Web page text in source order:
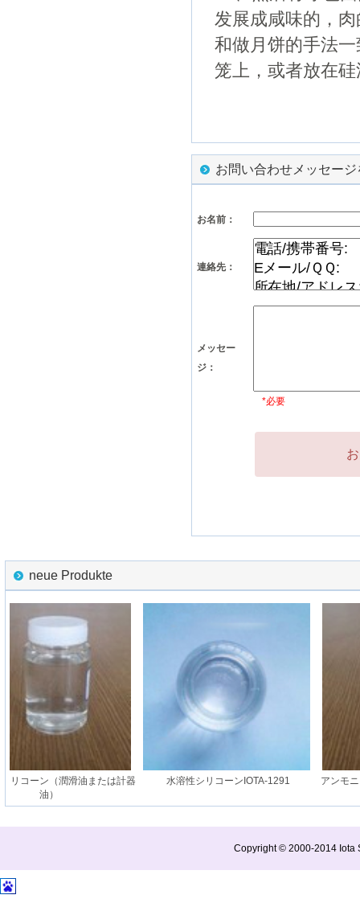
发展成咸味的，
和做月饼的手法
笼上，或者放在
お問い合わせメッセー
お名前：
連絡先：
メッセー
ジ：
*必要
neue Produkte
リコーン（潤滑油または計器
油）
水溶性シリコーンIOTA-1291 アンモ
Copyright © 2000-2014 Iota